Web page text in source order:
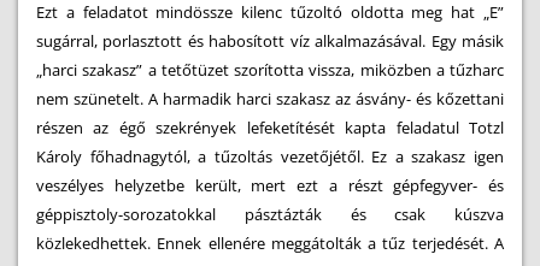
Ezt a feladatot mindössze kilenc tűzoltó oldotta meg hat „E”
sugárral, porlasztott és habosított víz alkalmazásával. Egy másik
„harci szakasz” a tetőtüzet szorította vissza, miközben a tűzharc
nem szünetelt. A harmadik harci szakasz az ásvány- és kőzettani
részen az égő szekrények lefeketítését kapta feladatul Totzl
Károly főhadnagytól, a tűzoltás vezetőjétől. Ez a szakasz igen
veszélyes helyzetbe került, mert ezt a részt gépfegyver- és
géppisztoly-sorozatokkal pásztázták és csak kúszva
közlekedhettek. Ennek ellenére meggátolták a tűz terjedését. A